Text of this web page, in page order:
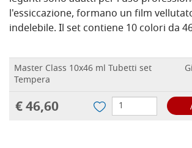
l'essiccazione, formano un film
indelebile. Il set contiene 10 colori da
Master Class 10x46 ml Tubetti set
Tempera
€ 46,60